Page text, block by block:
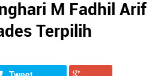
M Fadhil Arif
Terpilih